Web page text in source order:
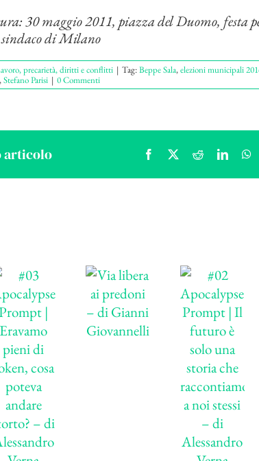
30 maggio 2011, piazza del Duomo, festa
di Milano
precarietà, diritti e conflitti | Tag:Beppe Sala,elezioni municipali
Stefano Parisi | 0 Commenti
articolo Facebook
X Reddit